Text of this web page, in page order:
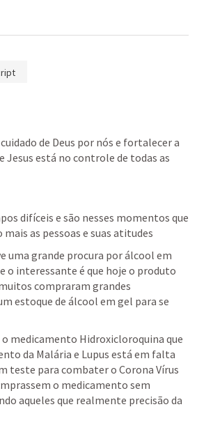
de Deus por nós e fortalecer a
Jesus está no controle de todas as
difíceis e são nesses momentos que
as pessoas e suas atitudes
uma grande procura por álcool em
o interessante é que hoje o produto
compraram grandes
estoque de álcool em gel para se
o medicamento Hidroxicloroquina que
da Malária e Lupus está em falta
teste para combater o Corona Vírus
o medicamento sem
aqueles que realmente precisão da